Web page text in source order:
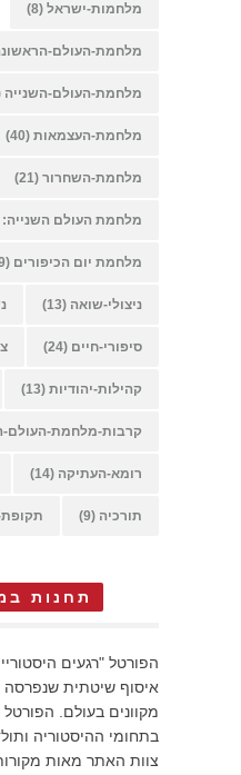
מלחמות-ישראל (8)
מלחמת-העולם-
מלחמת-העולם-השנייה
מלחמת-העצמאות (40)
מלחמת-השחרור (21)
מלחמת העולם
מלחמת יום הכיפורים (9)
ניצולי-שואה (13)
סיפורי-חיים (24)
קהילות-יהודיות (13)
קרבות-מלחמת-העולם-
רומא-העתיקה (14)
תורכיה (9)
תחנות
הפורטל "רגעים
איסוף שיטתית שנפרסה
מקוונים בעולם. הפורטל
בתחומי ההיסטוריה
צוות האתר מאות